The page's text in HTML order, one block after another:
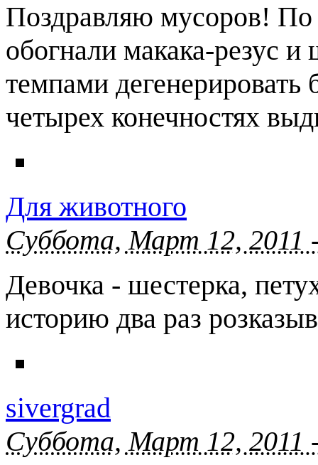
Поздравляю мусоров! По
обогнали макака-резус
темпами дегенерировать
четырех конечностях
Для животного
Суббота, Март 12, 2011
Девочка - шестерка,
историю два раз
sivergrad
Суббота, Март 12, 2011